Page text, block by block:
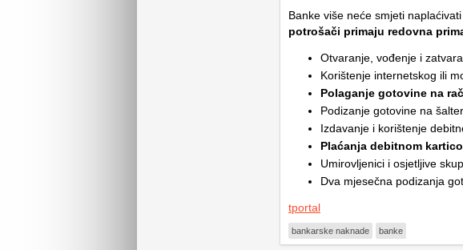
Banke više neće smjeti
potrošači primaju redovna
Otvaranje, vođenje i
Korištenje internetskog ili
Polaganje gotovine na
Podizanje gotovine na
Izdavanje i korištenje
Plaćanja debitnom
Umirovljenici i osjetljive
Dva mjesečna podizanja
tportal
bankarske naknade banke